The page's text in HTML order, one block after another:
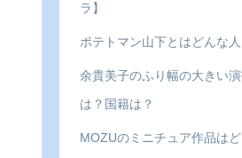
ラ】
ポテトマン山下とはどんな
余貴美子のふり幅の大きい
は？国籍は？
MOZUのミニチュア作品は